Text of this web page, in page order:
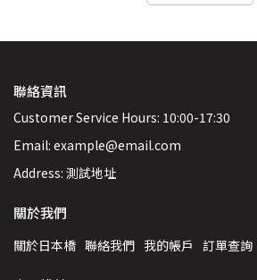
聯絡資訊
Customer Service Hours: 10:00-17:30
Email: example@email.com
Address: 測試地址
關於我們
關於日本橋 聯絡我們 我的帳戶 訂單查詢